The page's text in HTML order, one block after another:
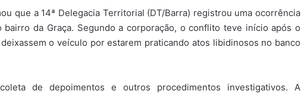
que a 14ª Delegacia Territorial (DT/Barra) registrou uma ocorrência
da Graça. Segundo a corporação, o conflito teve início após o
o veículo por estarem praticando atos libidinosos no banco
de depoimentos e outros procedimentos investigativos. A